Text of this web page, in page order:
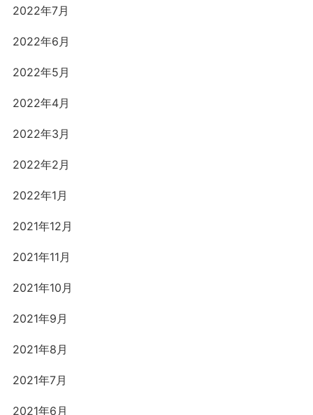
2022年7月
2022年6月
2022年5月
2022年4月
2022年3月
2022年2月
2022年1月
2021年12月
2021年11月
2021年10月
2021年9月
2021年8月
2021年7月
2021年6月